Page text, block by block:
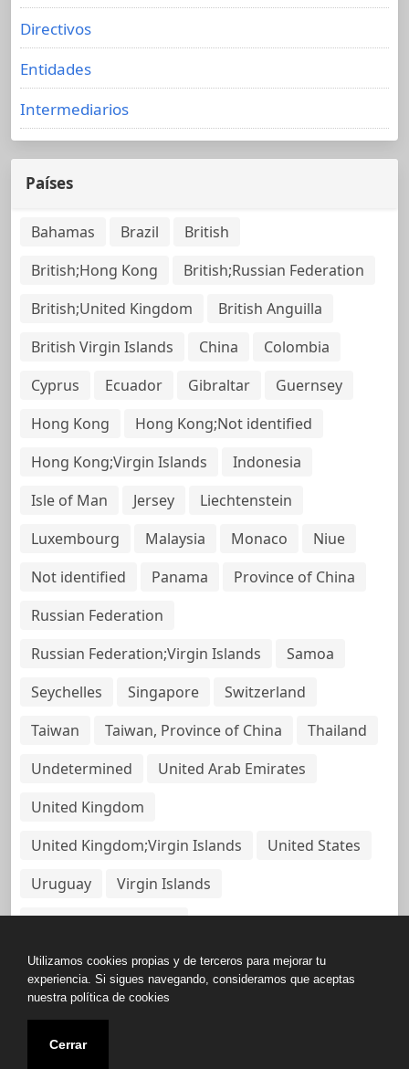
Directivos
Entidades
Intermediarios
Países
Bahamas Brazil
British
British;Hong Kong
British;Russian Federation
British;United Kingdom
British Anguilla
British Virgin Islands
China
Colombia
Cyprus
Ecuador Gibraltar
Guernsey
Hong Kong
Hong Kong;Not identified
Hong Kong;Virgin Islands
Indonesia
Isle of Man
Jersey
Liechtenstein
Luxembourg
Malaysia Monaco
Niue
Not identified
Panama
Province of China
Russian Federation
Russian Federation;Virgin Islands
Samoa
Seychelles
Singapore
Switzerland
Taiwan
Taiwan, Province of China
Thailand
Undetermined
United Arab Emirates
United Kingdom
United Kingdom;Virgin Islands
United States
Uruguay
Virgin Islands
Virgin Islands, British
Copyright © All rights reserved.
Utilizamos cookies propias y de terceros para mejorar tu
experiencia. Si sigues navegando, consideramos que aceptas
nuestra política de cookies
Cerrar